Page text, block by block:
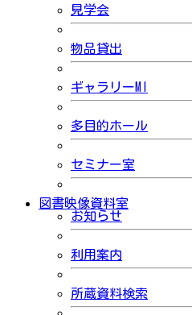
見学会
物品貸出
ギャラリーMI
多目的ホール
セミナー室
図書映像資料室
お知らせ
利用案内
所蔵資料検索